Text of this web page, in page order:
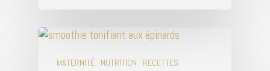
MATERNITÉ NUTRITION RECETTES